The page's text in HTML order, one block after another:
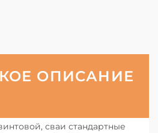
ОПИСАНИЕ
сваи стандартные